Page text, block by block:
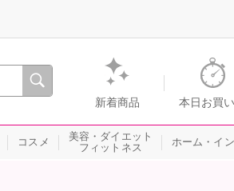
・テレビショッピングのショップチャンネル
新着商品 本日お買
コスメ
美容・ダイエット
フィットネス
ホーム・イ